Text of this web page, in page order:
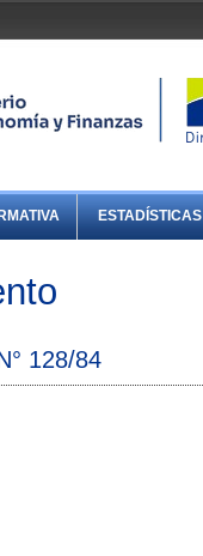
ESTADÍSTICAS
128/84